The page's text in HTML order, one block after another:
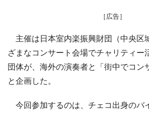
［広告］
主催は日本室内楽振興財団（中央区
ざまなコンサート会場でチャリティー
団体が、海外の演奏者と「街中でコン
と企画した。
今回参加するのは、チェコ出身のバ